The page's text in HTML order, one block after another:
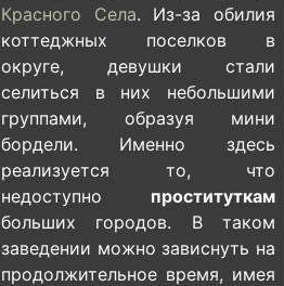
Красного Села. Из-за обилия
коттеджных поселков в
округе, девушки стали
селиться в них небольшими
группами, образуя мини
бордели. Именно здесь
реализуется то, что
недоступно проституткам
больших городов. В таком
заведении можно зависнуть на
продолжительное время, имея